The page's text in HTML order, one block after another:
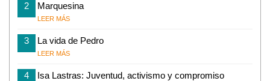
2 Marquesina
LEER MÁS
3 La vida de Pedro
LEER MÁS
4
Isa Lastras: Juventud, activismo y compromiso